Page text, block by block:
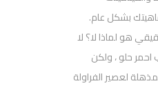
بشكل عام.
هو لماذا لا؟ لا
حلو ، ولكن
لعصير الفراولة